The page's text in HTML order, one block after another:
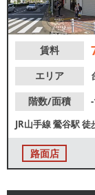
賃料
エリア
階数/面積
JR山手線鶯谷駅徒
路面店